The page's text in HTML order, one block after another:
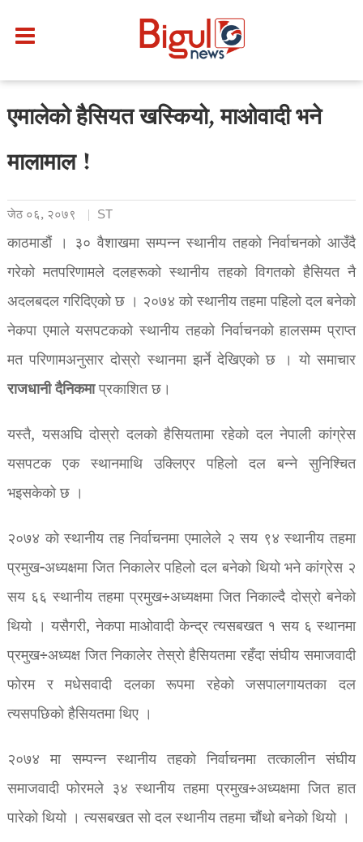
एमालेको हैसियत खस्कियो, माओवादी भने
मालामाल !
जेठ ०६, २०७९ ST
काठमाडौं । ३० वैशाखमा सम्पन्न स्थानीय तहको निर्वाचनको आउँदै
गरेको मतपरिणामले दलहरूको स्थानीय तहको विगतको हैसियत नै
अदलबदल गरिदिएको छ । २०७४ को स्थानीय तहमा पहिलो दल बनेको
नेकपा एमाले यसपटकको स्थानीय तहको निर्वाचनको हालसम्म प्राप्त
मत परिणामअनुसार दोस्रो स्थानमा झर्ने देखिएको छ । यो समाचार
राजधानीदैनिकमाप्रकाशित छ।
यस्तै, यसअघि दोस्रो दलको हैसियतामा रहेको दल नेपाली कांग्रेस
यसपटक एक स्थानमाथि उक्लिएर पहिलो दल बन्ने सुनिश्चित
भइसकेको छ ।
२०७४ को स्थानीय तह निर्वाचनमा एमालेले २ सय ९४ स्थानीय तहमा
प्रमुख-अध्यक्षमा जित निकालेर पहिलो दल बनेको थियो भने कांग्रेस २
सय ६६ स्थानीय तहमा प्रमुख÷अध्यक्षमा जित निकाल्दै दोस्रो बनेको
थियो । यसैगरी, नेकपा माओवादी केन्द्र त्यसबखत १ सय ६ स्थानमा
प्रमुख÷अध्यक्ष जित निकालेर तेस्रो हैसियतमा रहँदा संघीय समाजवादी
फोरम र मधेसवादी दलका रूपमा रहेको जसपालगायतका दल
त्यसपछिको हैसियतमा थिए ।
२०७४ मा सम्पन्न स्थानीय तहको निर्वाचनमा तत्कालीन संघीय
समाजवादी फोरमले ३४ स्थानीय तहमा प्रमुख÷अध्यक्षमा जित हात
पारेको थियो । त्यसबखत सो दल स्थानीय तहमा चौंथो बनेको थियो ।